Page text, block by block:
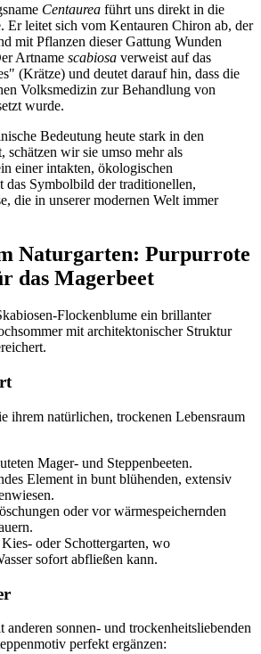
Centaurea führt uns direkt in die
Er leitet sich vom Kentauren Chiron ab, der
mit Pflanzen dieser Gattung Wunden
Artname scabiosa verweist auf das
(Krätze) und deutet darauf hin, dass die
Volksmedizin zur Behandlung von
wurde.
Bedeutung heute stark in den
schätzen wir sie umso mehr als
einer intakten, ökologischen
das Symbolbild der traditionellen,
die in unserer modernen Welt immer
Naturgarten: Purpurrote
das Magerbeet
Flockenblume ein brillanter
mit architektonischer Struktur
ihrem natürlichen, trockenen Lebensraum
Mager- und Steppenbeeten.
Element in bunt blühenden, extensiv
oder vor wärmespeichernden
oder Schottergarten, wo
sofort abfließen kann.
sonnen- und trockenheitsliebenden
perfekt ergänzen: